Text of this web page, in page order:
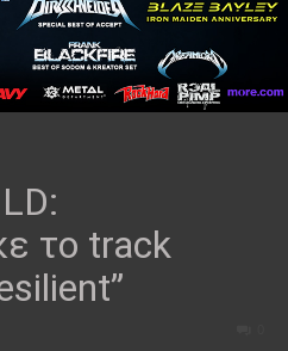
το track